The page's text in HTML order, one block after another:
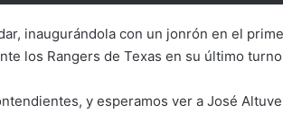
inaugurándola con un jonrón en el
los Rangers de Texas en su último
y esperamos ver a José